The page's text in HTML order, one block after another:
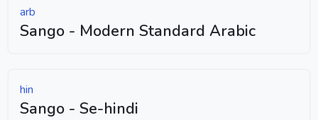
arb
Sango - Modern Standard Arabic
hin
Sango - Se-hindi